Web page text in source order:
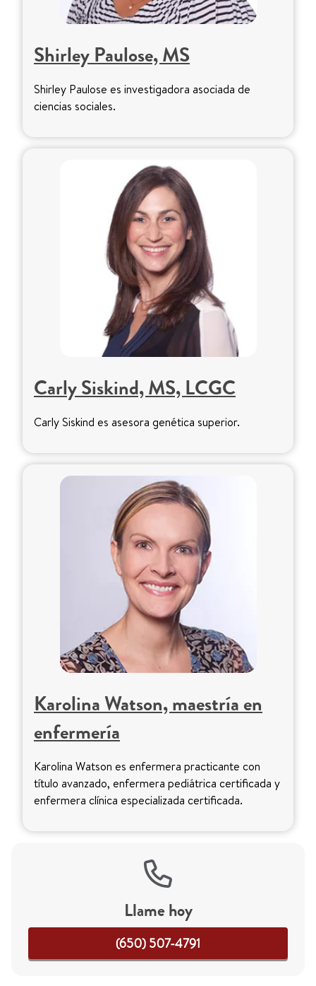
Shirley Paulose, MS
Shirley Paulose es investigadora asociada de
ciencias sociales.
Carly Siskind, MS, LCGC
Carly Siskind es asesora genética superior.
Karolina Watson, maestría en
enfermería
Karolina Watson es enfermera practicante con
título avanzado, enfermera pediátrica certificada y
enfermera clínica especializada certificada.
Llame hoy
(650) 507-4791